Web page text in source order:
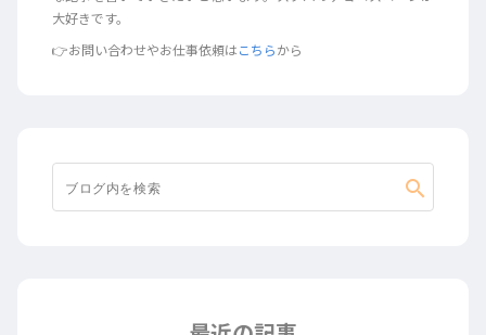
大好きです。
👉お問い合わせやお仕事依頼はこちらから
search